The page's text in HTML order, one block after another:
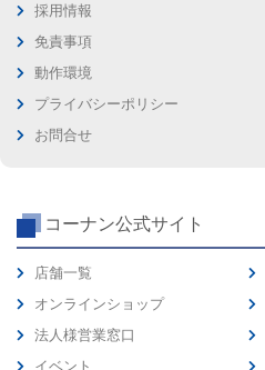
採用情報
免責事項
動作環境
プライバシーポリシー
お問合せ
コーナン公式サイト
店舗一覧
オンラインショップ
法人様営業窓口
イベント